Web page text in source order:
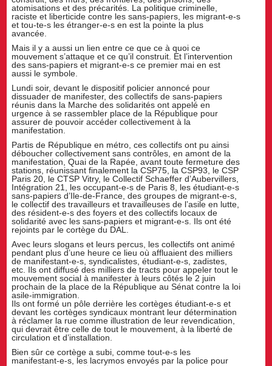
atomisations et des précarités. La politique criminelle,
raciste et liberticide contre les sans-papiers, les migrant-e-s
et tou-te-s les étranger-e-s en est la pointe la plus
avancée.
Mais il y a aussi un lien entre ce que ce à quoi ce
mouvement s’attaque et ce qu’il construit. Et l’intervention
des sans-papiers et migrant-e-s ce premier mai en est
aussi le symbole.
Lundi soir, devant le dispositif policier annoncé pour
dissuader de manifester, des collectifs de sans-papiers
réunis dans la Marche des solidarités ont appelé en
urgence à se rassembler place de la République pour
assurer de pouvoir accéder collectivement à la
manifestation.
Partis de République en métro, ces collectifs ont pu ainsi
déboucher collectivement sans contrôles, en amont de la
manifestation, Quai de la Rapée, avant toute fermeture des
stations, réunissant finalement la CSP75, la CSP93, le CSP
Paris 20, le CTSP Vitry, le Collectif Schaeffer d’Aubervillers,
Intégration 21, les occupant-e-s de Paris 8, les étudiant-e-s
sans-papiers d’Ile-de-France, des groupes de migrant-e-s,
le collectif des travailleurs et travailleuses de l’asile en lutte,
des résident-e-s des foyers et des collectifs locaux de
solidarité avec les sans-papiers et migrant-e-s. Ils ont été
rejoints par le cortège du DAL.
Avec leurs slogans et leurs percus, les collectifs ont animé
pendant plus d’une heure ce lieu où affluaient des milliers
de manifestant-e-s, syndicalistes, étudiant-e-s, zadistes,
etc. Ils ont diffusé des milliers de tracts pour appeler tout le
mouvement social à manifester à leurs côtés le 2 juin
prochain de la place de la République au Sénat contre la loi
asile-immigration.
Ils ont formé un pôle derrière les cortèges étudiant-e-s et
devant les cortèges syndicaux montrant leur détermination
à réclamer la rue comme illustration de leur revendication,
qui devrait être celle de tout le mouvement, à la liberté de
circulation et d’installation.
Bien sûr ce cortège a subi, comme tout-e-s les
manifestant-e-s, les lacrymos envoyés par la police pour